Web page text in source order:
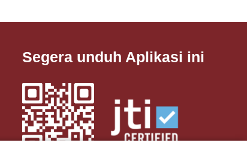
Segera unduh Aplikasi ini